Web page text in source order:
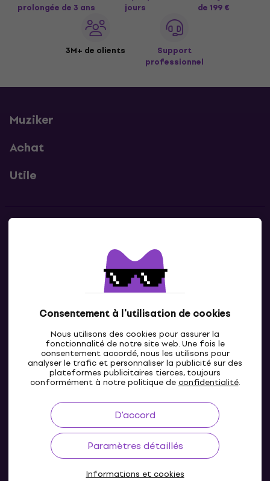
Consentement à l'utilisation de cookies
Nous utilisons des cookies pour assurer la
fonctionnalité de notre site web. Une fois le
consentement accordé, nous les utilisons pour
analyser le trafic et personnaliser la publicité sur des
plateformes publicitaires tierces, toujours
conformément à notre politique deconfidentialité.
D'accord
Paramètres détaillés
Informations et cookies
prolongée de 3 ans
jours
de 199 €
3M+ de clients
Support
professionnel
Muziker
Achat
Utile
Contacte nous
LU